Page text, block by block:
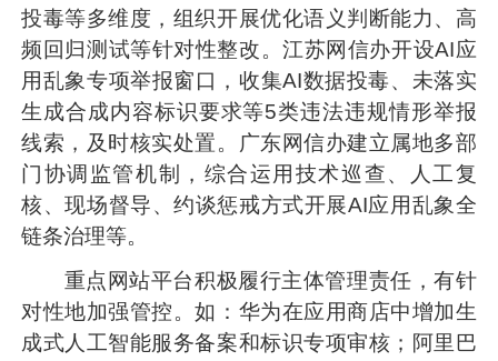
投毒等多维度，组织开展优化语义判断能力、高
频回归测试等针对性整改。江苏网信办开设AI应
用乱象专项举报窗口，收集AI数据投毒、未落实
生成合成内容标识要求等5类违法违规情形举报
线索，及时核实处置。广东网信办建立属地多部
门协调监管机制，综合运用技术巡查、人工复
核、现场督导、约谈惩戒方式开展AI应用乱象全
链条治理等。
重点网站平台积极履行主体管理责任，有针
对性地加强管控。如：华为在应用商店中增加生
成式人工智能服务备案和标识专项审核；阿里巴